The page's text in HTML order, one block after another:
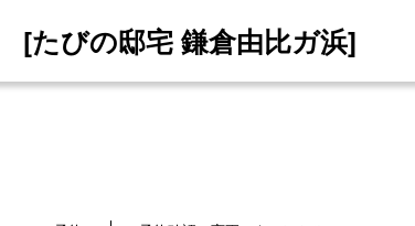
[たびの邸宅 鎌倉由比ガ浜]